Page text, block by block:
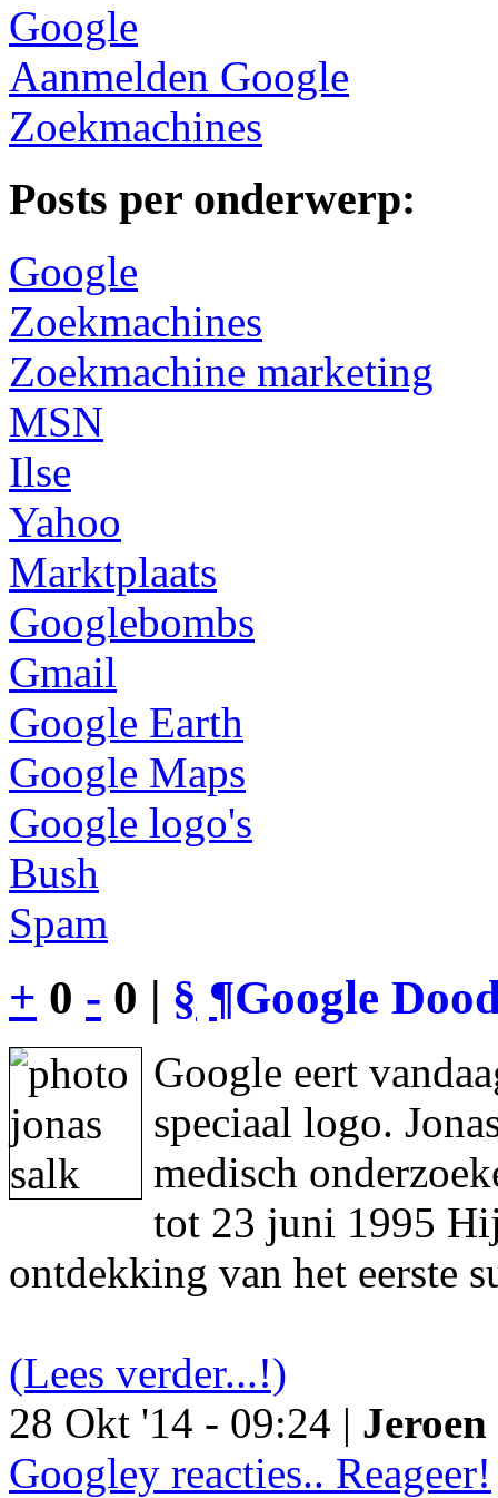
Google
Aanmelden Google
Zoekmachines
Posts per onderwerp:
Google
Zoekmachines
Zoekmachine marketing
MSN
Ilse
Yahoo
Marktplaats
Googlebombs
Gmail
Google Earth
Google Maps
Google logo's
Bush
Spam
+ 0 - 0 | § ¶Google
Google eert
speciaal logo.
medisch
tot 23 juni 1995
ontdekking van het eerste
(Lees verder...!)
28 Okt '14 - 09:24 |
Googley reacties.. Reageer!